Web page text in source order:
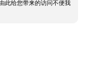
此给您带来的访问不便我